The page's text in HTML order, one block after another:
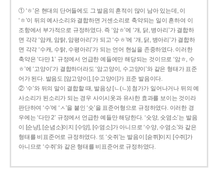
① ‘ㅎ’은 현대의 단어들에도 그 발음의 흔적이 많이 남아 있는데, 이
‘ㅎ’이 뒤의 예사소리와 결합하면 거센소리로 축약되는 일이 흔하여 이
조항에서 부가적으로 규정하였다. 즉 ‘암ㅎ’에 ‘개, 닭, 병아리’가 결합하
면 각각 ‘암캐, 암탉, 암평아리’가 되고 ‘수ㅎ’에 ‘개, 닭, 병아리’가 결합하
면 각각 ‘수캐, 수탉, 수평아리’가 되는 언어 현실을 존중하였다. 이러한
축약은 ‘다만 1’ 규정에서 언급한 예들에만 해당되는 것이므로 ‘암ㅎ, 수
ㅎ’에 ‘고양이’가 결합하더라도 ‘암고양이, 수고양이’와 같은 형태가 표준
어가 된다. 발음도 [암고양이], [수고양이]가 표준 발음이다.
② ‘수’와 뒤의 말이 결합할 때, 발음상 [ㄴ(ㄴ)] 첨가가 일어나거나 뒤의 예
사소리가 된소리가 되는 경우 사이시옷과 유사한 효과를 보이는 것이라
판단하여 ‘수’에 ‘ㅅ’을 붙인 ‘숫’을 표준어형으로 규정하였다. 이러한 경
우에는 ‘다만 2’ 규정에서 언급한 예들만 해당한다. ‘숫양, 숫염소’는 발음
이 [순냥], [순념소]이지 [수양], [수염소]가 아니므로 ‘수양, 수염소’와 같은
형태를 비표준어로 규정하였다. 또 ‘숫쥐’는 발음이 [숟쮜]이지 [수쥐]가
아니므로 ‘수쥐’와 같은 형태를 비표준어로 규정하였다.